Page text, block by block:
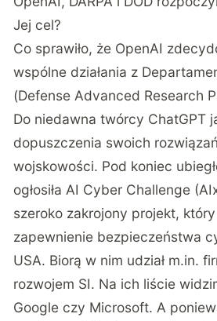
Jej cel?
Co sprawiło, że OpenAI
wspólne działania z
(Defense Advanced Research
Do niedawna twórcy ChatGPT
dopuszczenia swoich
wojskowości. Pod koniec
ogłosiła AI Cyber Challenge
szeroko zakrojony projekt,
zapewnienie bezpieczeństwa
USA. Biorą w nim udział m.in.
rozwojem SI. Na ich liście
Google czy Microsoft. A